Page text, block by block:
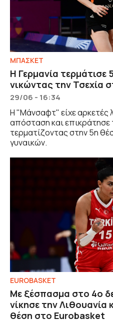
ΜΠΑΣΚΕΤ
Η Γερμανία
νικώντας την Τσεχία
29/06 - 16:34
Η "Μάνσαφτ" είχε αρκετές
απόσταση και επικράτησε
τερματίζοντας στην 5η
γυναικών.
EUROBASKET
Με ξέσπασμα στο 4ο
νίκησε την Λιθουανία
θέση στο Eurobasket